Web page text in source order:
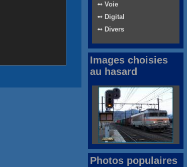
➻ Voie
➻ Digital
➻ Divers
Images choisies
au hasard
Photos populaires